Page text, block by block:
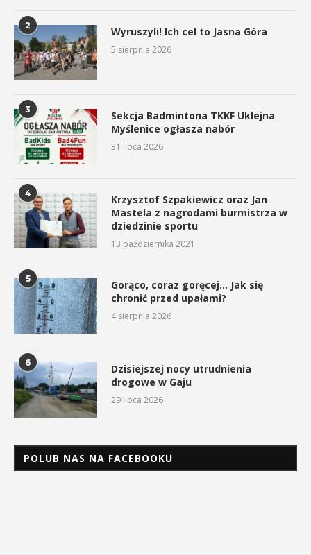
2 Wyruszyli! Ich cel to Jasna Góra
5 sierpnia 2026
3
Sekcja Badmintona TKKF Uklejna
Myślenice ogłasza nabór
31 lipca 2026
4
Krzysztof Szpakiewicz oraz Jan
Mastela z nagrodami burmistrza w
dziedzinie sportu
13 października 2021
5
Gorąco, coraz goręcej… Jak się
chronić przed upałami?
4 sierpnia 2026
6
Dzisiejszej nocy utrudnienia
drogowe w Gaju
29 lipca 2026
POLUB NAS NA FACEBOOKU